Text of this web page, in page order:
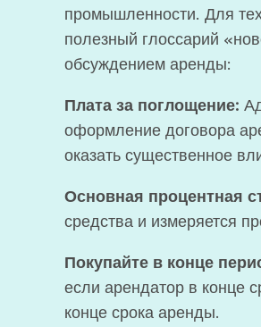
промышленности. Для
полезный глоссарий
обсуждением аренды:
Плата за поглощение:
оформление договора
оказать существенное
Основная процентная
средства и измеряется
Покупайте в конце
если арендатор в конце
конце срока аренды.